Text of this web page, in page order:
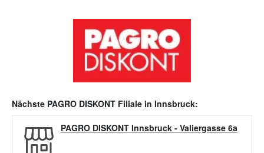
Nächste PAGRO DISKONT Filiale in Innsbruck:
PAGRO DISKONT Innsbruck - Valiergasse 6a